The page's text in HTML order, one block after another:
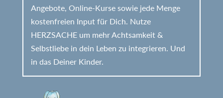
Angebote, Online-Kurse sowie jede Menge
kostenfreien Input für Dich. Nutze
HERZSACHE um mehr Achtsamkeit &
Selbstliebe in dein Leben zu integrieren. Und
in das Deiner Kinder.